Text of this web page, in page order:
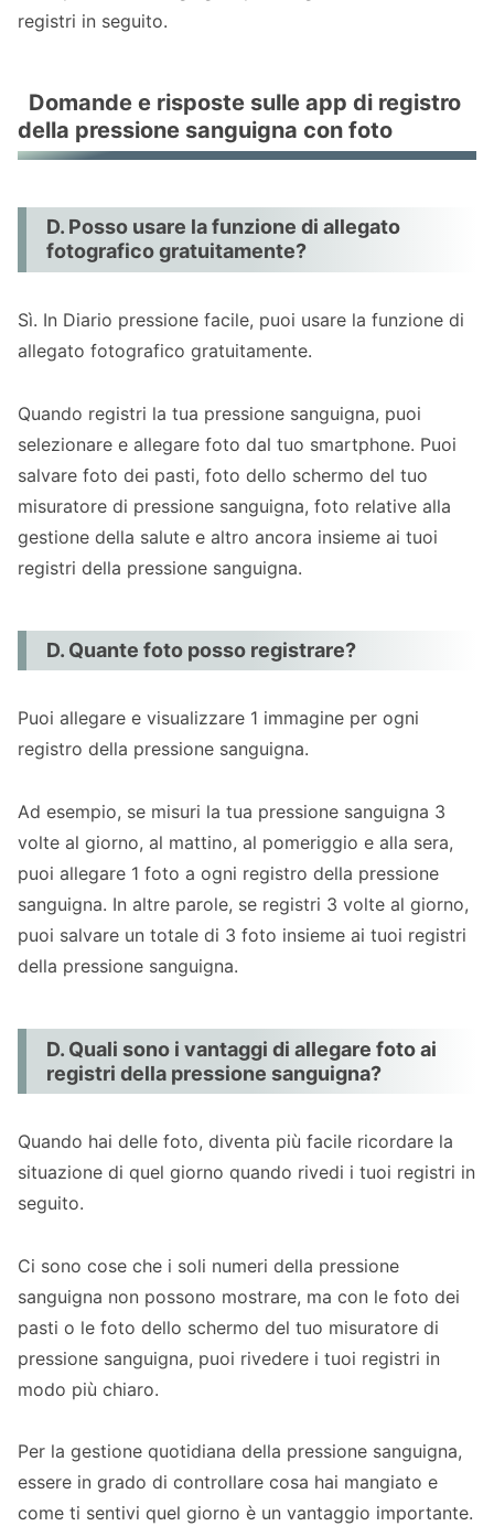
registri in seguito.
Domande e risposte sulle app di registro
della pressione sanguigna con foto
D. Posso usare la funzione di allegato
fotografico gratuitamente?
Sì. In Diario pressione facile, puoi usare la funzione di
allegato fotografico gratuitamente.
Quando registri la tua pressione sanguigna, puoi
selezionare e allegare foto dal tuo smartphone. Puoi
salvare foto dei pasti, foto dello schermo del tuo
misuratore di pressione sanguigna, foto relative alla
gestione della salute e altro ancora insieme ai tuoi
registri della pressione sanguigna.
D. Quante foto posso registrare?
Puoi allegare e visualizzare 1 immagine per ogni
registro della pressione sanguigna.
Ad esempio, se misuri la tua pressione sanguigna 3
volte al giorno, al mattino, al pomeriggio e alla sera,
puoi allegare 1 foto a ogni registro della pressione
sanguigna. In altre parole, se registri 3 volte al giorno,
puoi salvare un totale di 3 foto insieme ai tuoi registri
della pressione sanguigna.
D. Quali sono i vantaggi di allegare foto ai
registri della pressione sanguigna?
Quando hai delle foto, diventa più facile ricordare la
situazione di quel giorno quando rivedi i tuoi registri in
seguito.
Ci sono cose che i soli numeri della pressione
sanguigna non possono mostrare, ma con le foto dei
pasti o le foto dello schermo del tuo misuratore di
pressione sanguigna, puoi rivedere i tuoi registri in
modo più chiaro.
Per la gestione quotidiana della pressione sanguigna,
essere in grado di controllare cosa hai mangiato e
come ti sentivi quel giorno è un vantaggio importante.